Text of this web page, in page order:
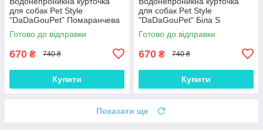
для собак Pet Style
"DaDaGouPet" Помаранчева
S
Готово до відправки
670 ₴ 740 ₴
Купити
для собак Pet Style
"DaDaGouPet" Біла S
Готово до відправки
670 ₴ 740 ₴
Купити
Показати ще